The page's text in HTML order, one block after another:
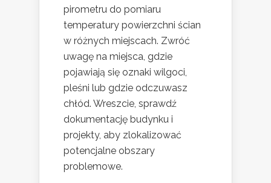
pirometru do pomiaru
temperatury powierzchni ścian
w różnych miejscach. Zwróć
uwagę na miejsca, gdzie
pojawiają się oznaki wilgoci,
pleśni lub gdzie odczuwasz
chłód. Wreszcie, sprawdź
dokumentację budynku i
projekty, aby zlokalizować
potencjalne obszary
problemowe.